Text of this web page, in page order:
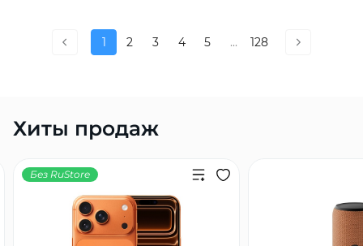
1 2 3 4 5 ... 128
Хиты продаж
Без RuStore